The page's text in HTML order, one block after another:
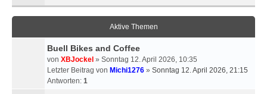
Aktive Themen
Buell Bikes and Coffee
von XBJockel » Sonntag 12. April 2026, 10:35
Letzter Beitrag von Michi1276 » Sonntag 12. April 2026, 21:15
Antworten: 1